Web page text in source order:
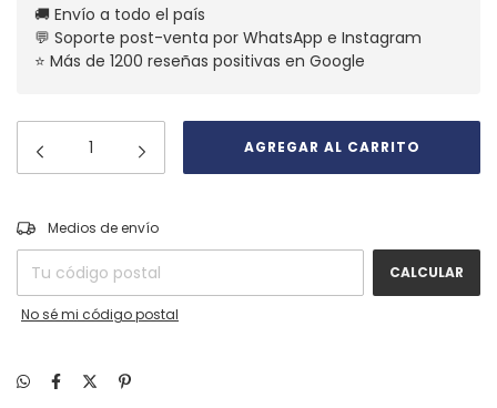
🚚 Envío a todo el país
💬 Soporte post-venta por WhatsApp e Instagram
⭐ Más de 1200 reseñas positivas en Google
Entregas para el CP:
Medios de envío
CALCULAR
No sé mi código postal